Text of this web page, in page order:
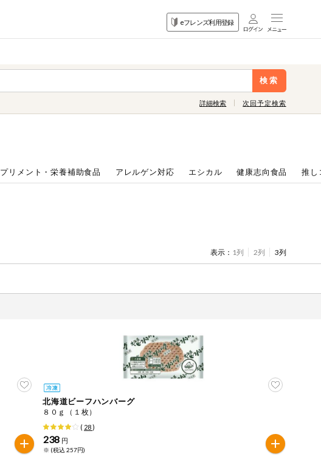
eフレンズ利用登録
検索
詳細検索 次回予定検索
リメント・栄養補助食品 アレルゲン対応 エシカル 健康志向食品 推し
表示： 1列 2列 3列
北海道ビーフハンバーグ
８０ｇ（１枚）
( 28)
238 円
※ (税込 257円)